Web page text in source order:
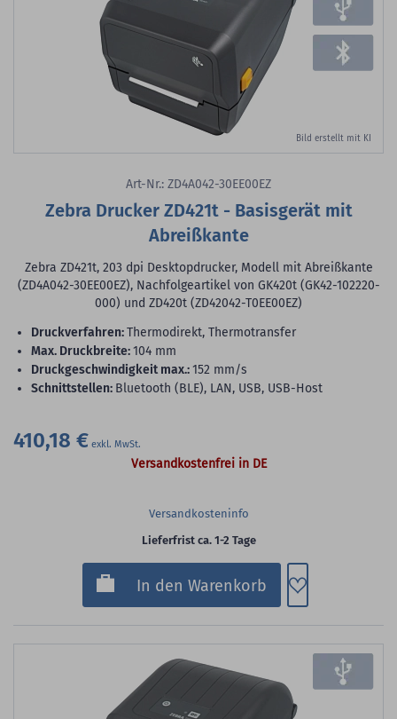
Bild erstellt mit KI
Art-Nr.: ZD4A042-30EE00EZ
Zebra Drucker ZD421t - Basisgerät mit
Abreißkante
Zebra ZD421t, 203 dpi Desktopdrucker, Modell mit Abreißkante
(ZD4A042-30EE00EZ), Nachfolgeartikel von GK420t (GK42-102220-
000) und ZD420t (ZD42042-T0EE00EZ)
Druckverfahren:Thermodirekt, Thermotransfer
max. Druckbreite:104 mm
Druckgeschwindigkeit max.:152 mm/s
Schnittstellen: Bluetooth (BLE), LAN, USB, USB-Host
410,18 €
Versandkostenfrei in DE
Versandkosteninfo
Lieferfrist ca. 1-2 Tage
In den Warenkorb Zum